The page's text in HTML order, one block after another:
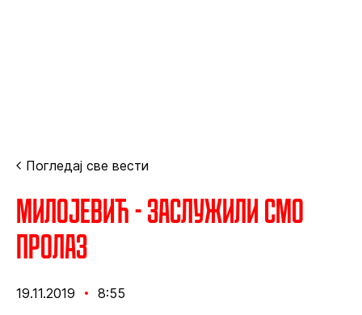
Погледај све вести
Милојевић - Заслужили смо
пролаз
19.11.2019 8:55